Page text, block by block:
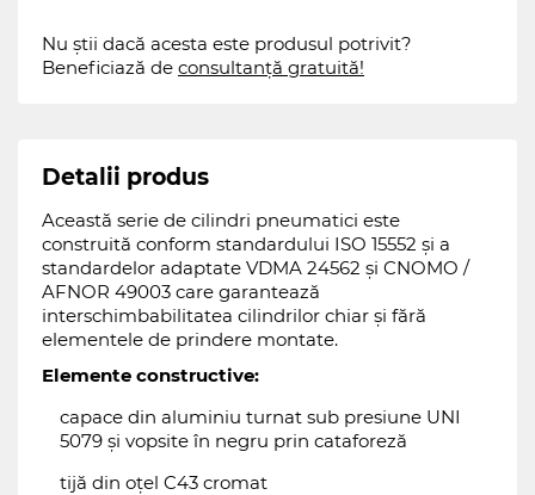
Nu știi dacă acesta este produsul potrivit?
Beneficiază de consultanță gratuită!
Detalii produs
Această serie de cilindri pneumatici este
construită conform standardului ISO 15552 și a
standardelor adaptate VDMA 24562 și CNOMO /
AFNOR 49003 care garantează
interschimbabilitatea cilindrilor chiar și fără
elementele de prindere montate.
Elemente constructive:
capace din aluminiu turnat sub presiune UNI
5079 și vopsite în negru prin cataforeză
tijă din oțel C43 cromat